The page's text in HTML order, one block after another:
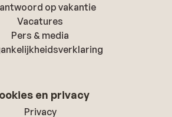
op vakantie
Vacatures
Pers & media
en privacy
Privacy